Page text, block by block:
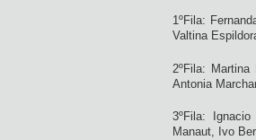
1ºFila:
Valtina
2ºFila:
Antonia
3ºFila:
Manaut, Ivo